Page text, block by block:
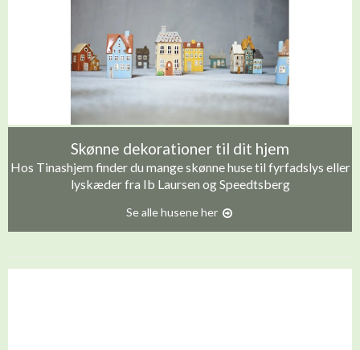
Skønne dekorationer til dit hjem
Hos Tinashjem finder du mange skønne huse til fyrfadslys eller
lyskæder fra Ib Laursen og Speedtsberg
Se alle husene her